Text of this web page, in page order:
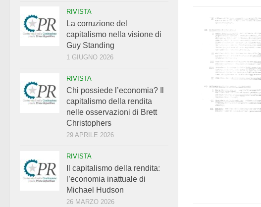
RIVISTA
La corruzione del
capitalismo nella visione di
Guy Standing
1 GIUGNO 2026
RIVISTA
Chi possiede l’economia? Il
capitalismo della rendita
nelle osservazioni di Brett
Christophers
29 APRILE 2026
RIVISTA
Il capitalismo della rendita:
l’economia inattuale di
Michael Hudson
26 MARZO 2026